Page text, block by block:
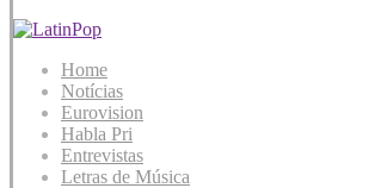
Home
Notícias
Eurovision
Habla Pri
Entrevistas
Letras de Música